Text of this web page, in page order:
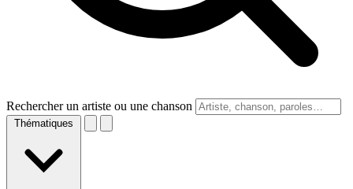
Rechercher un artiste ou une chanson
Thématiques